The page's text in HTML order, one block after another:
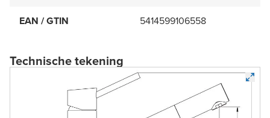
EAN / GTIN 5414599106558
Technische tekening